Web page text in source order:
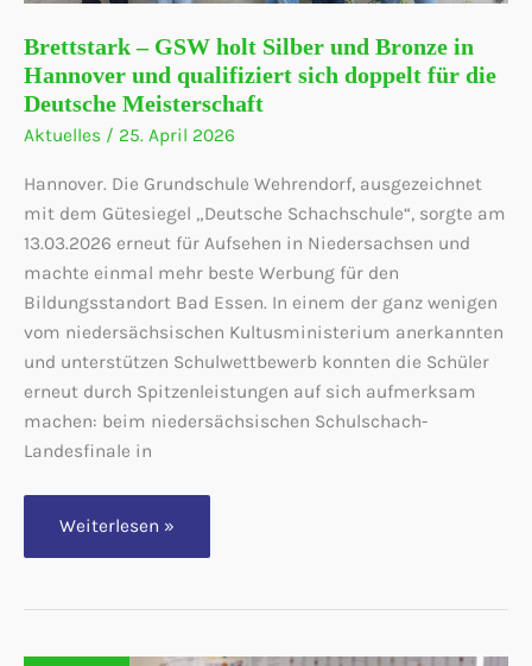
Brettstark – GSW holt Silber und Bronze in
Hannover und qualifiziert sich doppelt für die
Deutsche Meisterschaft
Aktuelles / 25. April 2026
Hannover. Die Grundschule Wehrendorf, ausgezeichnet
mit dem Gütesiegel „Deutsche Schachschule“, sorgte am
13.03.2026 erneut für Aufsehen in Niedersachsen und
machte einmal mehr beste Werbung für den
Bildungsstandort Bad Essen. In einem der ganz wenigen
vom niedersächsischen Kultusministerium anerkannten
und unterstützen Schulwettbewerb konnten die Schüler
erneut durch Spitzenleistungen auf sich aufmerksam
machen: beim niedersächsischen Schulschach-
Landesfinale in
Brettstark
GSW
und
Weiterlesen »